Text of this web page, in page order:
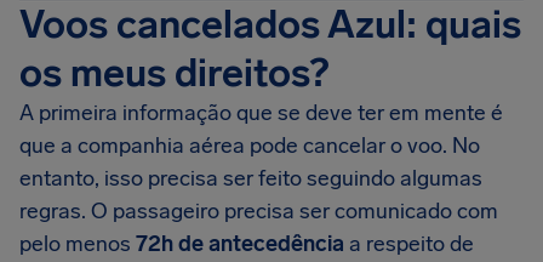
Voos cancelados Azul: quais
os meus direitos?
A primeira informação que se deve ter em mente é
que a companhia aérea pode cancelar o voo. No
entanto, isso precisa ser feito seguindo algumas
regras. O passageiro precisa ser comunicado com
pelo menos 72h de antecedência a respeito de